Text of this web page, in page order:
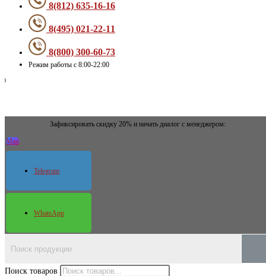
8(812) 635-16-16
8(495) 021-22-11
8(800) 300-60-73
Режим работы с 8:00-22:00
Зафиксировать скидку 20% и начать диалог с менеджером:
Max
Telegram
WhatsApp
Поиск товаров